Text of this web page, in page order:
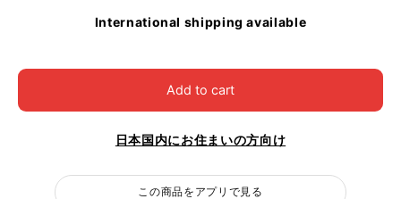
International shipping available
Add to cart
日本国内にお住まいの方向け
この商品をアプリで見る